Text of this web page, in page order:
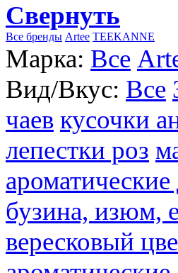
Свернуть
Все бренды Artee TEEKANNE
Марка: Все
Вид/Вкус: Все
чаев кусочки
лепестки роз
бузина, изюм,
вересковый